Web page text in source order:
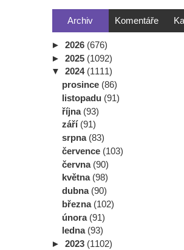
Archiv Komentáře
► 2026 (676)
► 2025 (1092)
▼ 2024 (1111)
prosince (86)
listopadu (91)
října (93)
září (91)
srpna (83)
července (103)
června (90)
května (98)
dubna (90)
března (102)
února (91)
ledna (93)
► 2023 (1102)